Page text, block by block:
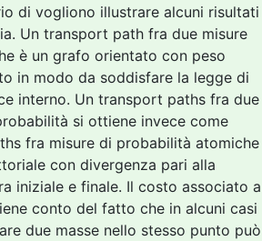
di vogliono illustrare alcuni risultati
Un transport path fra due misure
è un grafo orientato con peso
in modo da soddisfare la legge di
interno. Un transport paths fra due
si ottiene invece come
fra misure di probabilità atomiche
con divergenza pari alla
iniziale e finale. Il costo associato a
conto del fatto che in alcuni casi
due masse nello stesso punto può